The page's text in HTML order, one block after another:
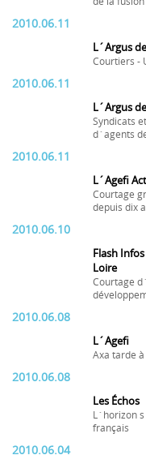
2010.06.11
L´Argus
Courtiers -
2010.06.11
L´Argus
Syndicats
d´agents
2010.06.11
L´Agefi
Courtage
depuis dix
2010.06.10
Flash
Loire
Courtage
2010.06.08
L´Agefi
Axa tarde
2010.06.08
Les Échos
L´horizon
français
2010.06.04